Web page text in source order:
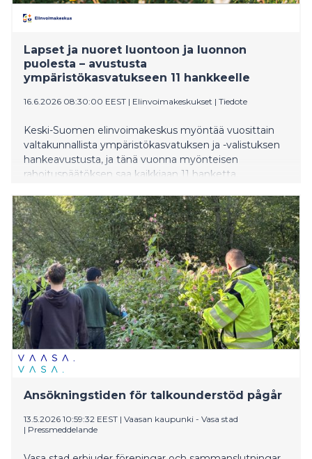
Lapset ja nuoret luontoon ja luonnon
puolesta – avustusta
ympäristökasvatukseen 11 hankkeelle
16.6.2026 08:30:00 EEST | Elinvoimakeskukset | Tiedote
Keski-Suomen elinvoimakeskus myöntää vuosittain
valtakunnallista ympäristökasvatuksen ja -valistuksen
hankeavustusta, ja tänä vuonna myönteisen
rahoituspäätöksen saa kaikkiaan 11 hanketta.
liikkumista, luonnonlukutaitoa ja toimintaa luonnon
puolesta. Hakemuksia tämän vuoden hakuun saatiin
yhteensä 75, ja määrärahaa oli käytettävissä noin
352 500 euroa.
Ansökningstiden för talkounderstöd pågår
13.5.2026 10:59:32 EEST | Vaasan kaupunki - Vasa stad
| Pressmeddelande